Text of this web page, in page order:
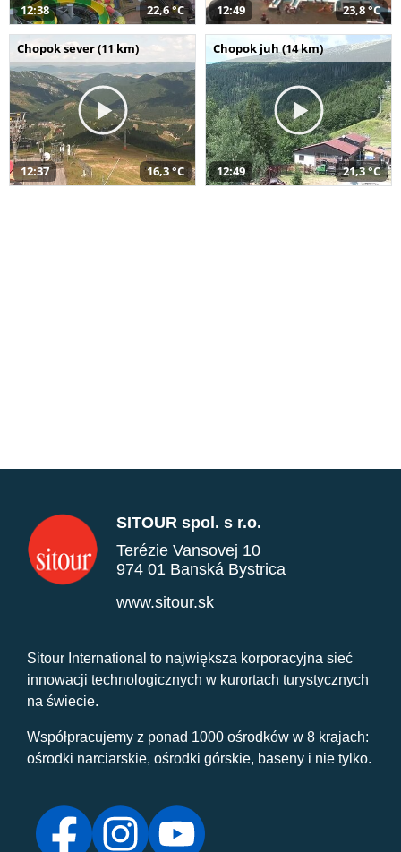
12:38 22,6 °C 12:49 23,8 °C
Chopok sever (11 km)
12:37 16,3 °C
Chopok juh (14 km)
12:49 21,3 °C
SITOUR spol. s r.o.
Terézie Vansovej 10
974 01 Banská Bystrica
www.sitour.sk
Sitour International to największa korporacyjna sieć
innowacji technologicznych w kurortach turystycznych
na świecie.
Współpracujemy z ponad 1000 ośrodków w 8 krajach:
ośrodki narciarskie, ośrodki górskie, baseny i nie tylko.